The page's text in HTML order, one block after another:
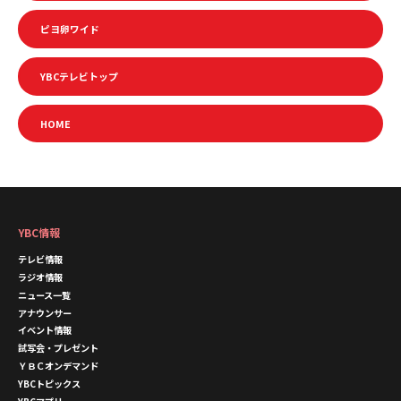
ピヨ卵ワイド
YBCテレビトップ
HOME
YBC情報
テレビ情報
ラジオ情報
ニュース一覧
アナウンサー
イベント情報
試写会・プレゼント
ＹＢＣオンデマンド
YBCトピックス